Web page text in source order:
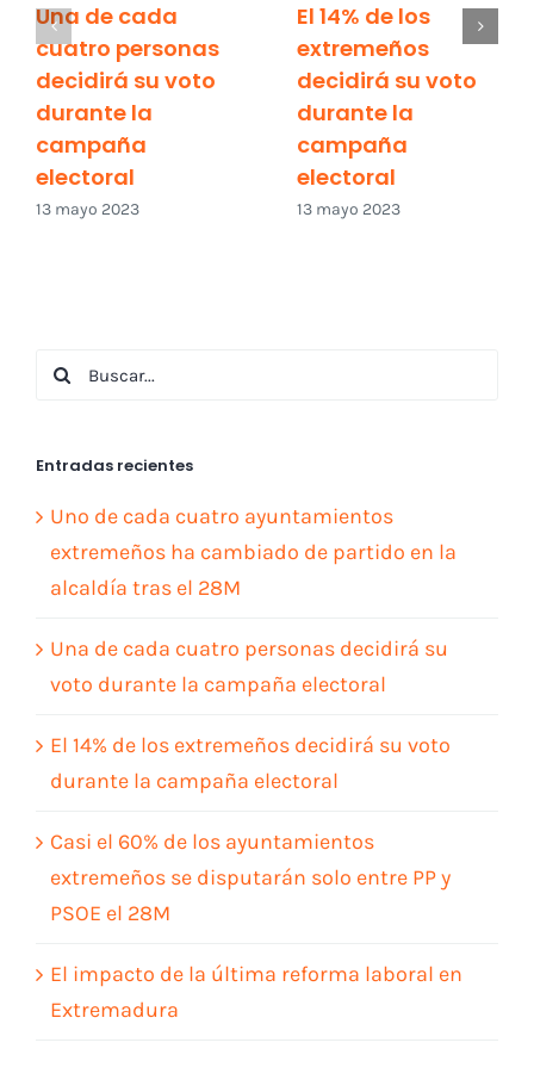
Una de cada
cuatro personas
decidirá su voto
durante la
campaña
electoral
13 mayo 2023
El 14% de los
extremeños
decidirá su voto
durante la
campaña
electoral
13 mayo 2023
Buscar:
Entradas recientes
Uno de cada cuatro ayuntamientos
extremeños ha cambiado de partido en la
alcaldía tras el 28M
Una de cada cuatro personas decidirá su
voto durante la campaña electoral
El 14% de los extremeños decidirá su voto
durante la campaña electoral
Casi el 60% de los ayuntamientos
extremeños se disputarán solo entre PP y
PSOE el 28M
El impacto de la última reforma laboral en
Extremadura